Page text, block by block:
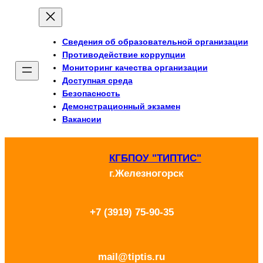
Перейти
содержимому
Сведения об образовательной организации
Противодействие коррупции
Мониторинг качества организации
Доступная среда
Безопасность
Демонстрационный экзамен
Вакансии
КГБПОУ "ТИПТИС"
г.Железногорск
+7 (3919) 75-90-35
mail@tiptis.ru